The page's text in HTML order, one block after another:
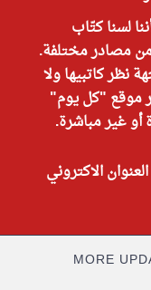
لسنا كتّاب
من مصادر مختلفة.
نظر كاتبيها ولا
موقع "كل يوم"
أو غير مباشرة.
الاكتروني
MORE